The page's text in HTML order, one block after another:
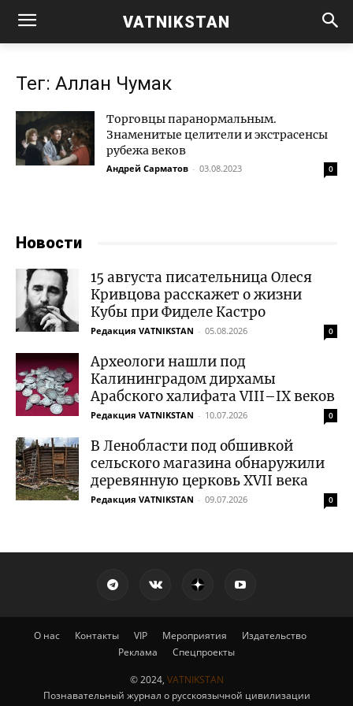
VATNIKSTAN
Тег: Аллан Чумак
Торговцы паранормальным.
Знаменитые целители и экстрасенсы
рубежа веков
Андрей Сарматов - 03.08.2023 0
Новости
15 августа писательница Олеся
Кривцова расскажет о жизни
Кубы при Фиделе Кастро
Редакция VATNIKSTAN - 05.08.2026 0
Археологи нашли под
Калининградом дирхамы
Арабского халифата VIII–IX веков
Редакция VATNIKSTAN - 10.07.2026 0
В Ленобласти под обшивкой
сельского магазина обнаружили
деревянную церковь XVII века
Редакция VATNIKSTAN - 09.07.2026 0
О нас Контакты VIP Мероприятия
Издательство
Реклама
Спецпроекты
© 2024, VATNIKSTAN
Познавательный журнал о русскоязычной цивилизации